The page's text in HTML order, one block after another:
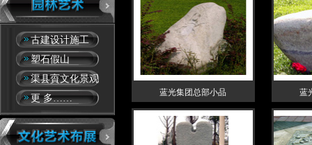
古建设计施工
塑石假山
渠县賨文化景观
更 多……
蓝光集团总部小品 蓝